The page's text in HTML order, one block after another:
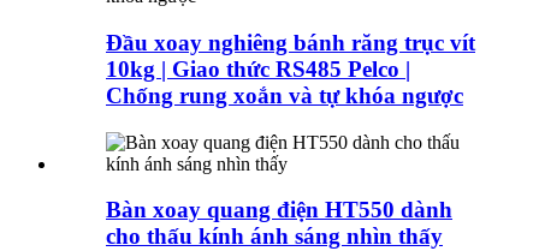
Đầu xoay nghiêng bánh răng trục vít
10kg | Giao thức RS485 Pelco |
Chống rung xoắn và tự khóa ngược
Bàn xoay quang điện HT550 dành
cho thấu kính ánh sáng nhìn thấy